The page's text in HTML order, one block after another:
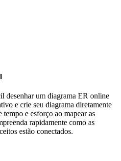
desenhar um diagrama ER online
e crie seu diagrama diretamente
e esforço ao mapear as
rapidamente como as
estão conectados.